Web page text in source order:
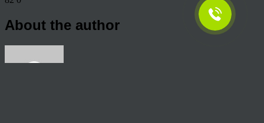
About the author